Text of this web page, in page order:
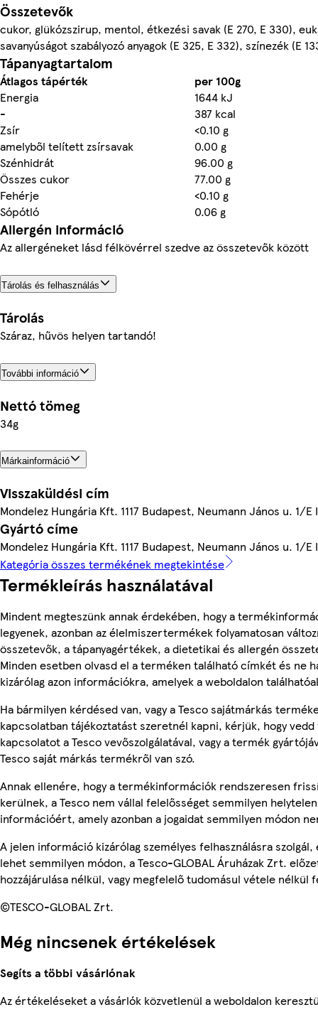
Összetevők
cukor, glükózszirup, mentol, étkezési savak (E 270, E 330),
savanyúságot szabályozó anyagok (E 325, E 332), színezék (E
Tápanyagtartalom
Átlagos tápérték
per 100g
Energia
1644 kJ
-
387 kcal
Zsír
<0.10 g
amelyből telített zsírsavak
0.00 g
Szénhidrát
96.00 g
Összes cukor
77.00 g
Fehérje
<0.10 g
Sópótló
0.06 g
Allergén információ
Az allergéneket lásd félkövérrel szedve az összetevők között
Tárolás és felhasználás
Tárolás
Száraz, hűvös helyen tartandó!
További információ
Nettó tömeg
34g
Márkainformáció
Visszaküldési cím
Mondelez Hungária Kft. 1117 Budapest, Neumann János u. 1/E
Gyártó címe
Mondelez Hungária Kft. 1117 Budapest, Neumann János u. 1/E
Kategória összes termékének megtekintése
Termékleírás használatával
Mindent megteszünk annak érdekében, hogy a
legyenek, azonban az élelmiszertermékek folyamatosan
összetevők, a tápanyagértékek, a dietetikai és allergén
Minden esetben olvasd el a terméken található címkét és ne
kizárólag azon információkra, amelyek a weboldalon
Ha bármilyen kérdésed van, vagy a Tesco sajátmárkás
kapcsolatban tájékoztatást szeretnél kapni, kérjük, hogy vedd
kapcsolatot a Tesco vevőszolgálatával, vagy a termék
Tesco saját márkás termékről van szó.
Annak ellenére, hogy a termékinformációk rendszeresen
kerülnek, a Tesco nem vállal felelősséget semmilyen helytelen
információért, amely azonban a jogaidat semmilyen módon
A jelen információ kizárólag személyes felhasználásra szolgál,
lehet semmilyen módon, a Tesco-GLOBAL Áruházak Zrt.
hozzájárulása nélkül, vagy megfelelő tudomásul vétele nélkül
©TESCO-GLOBAL Zrt.
Még nincsenek értékelések
Segíts a többi vásárlónak
Az értékeléseket a vásárlók közvetlenül a weboldalon